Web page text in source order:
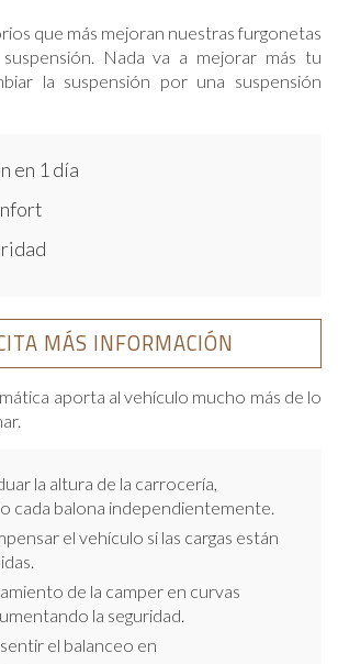
que más mejoran nuestras furgonetas
Nada va a mejorar más tu
la suspensión por una suspensión
en 1 día
MÁS INFORMACIÓN
aporta al vehículo mucho más de lo
la altura de la carrocería,
cada balona independientemente.
el vehículo si las cargas están
de la camper en curvas
la seguridad.
el balanceo en